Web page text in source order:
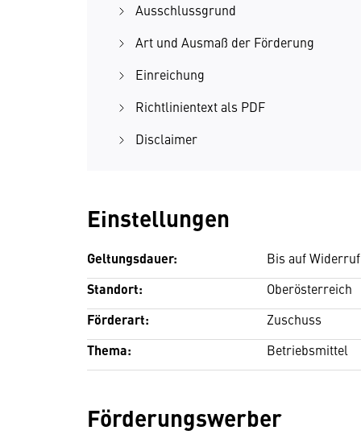
Ausschlussgrund
Art und Ausmaß der Förderung
Einreichung
Richtlinientext als PDF
Disclaimer
Einstellungen
Geltungsdauer: Bis auf Widerruf
Standort: Oberösterreich
Förderart: Zuschuss
Thema: Betriebsmittel
Förderungswerber